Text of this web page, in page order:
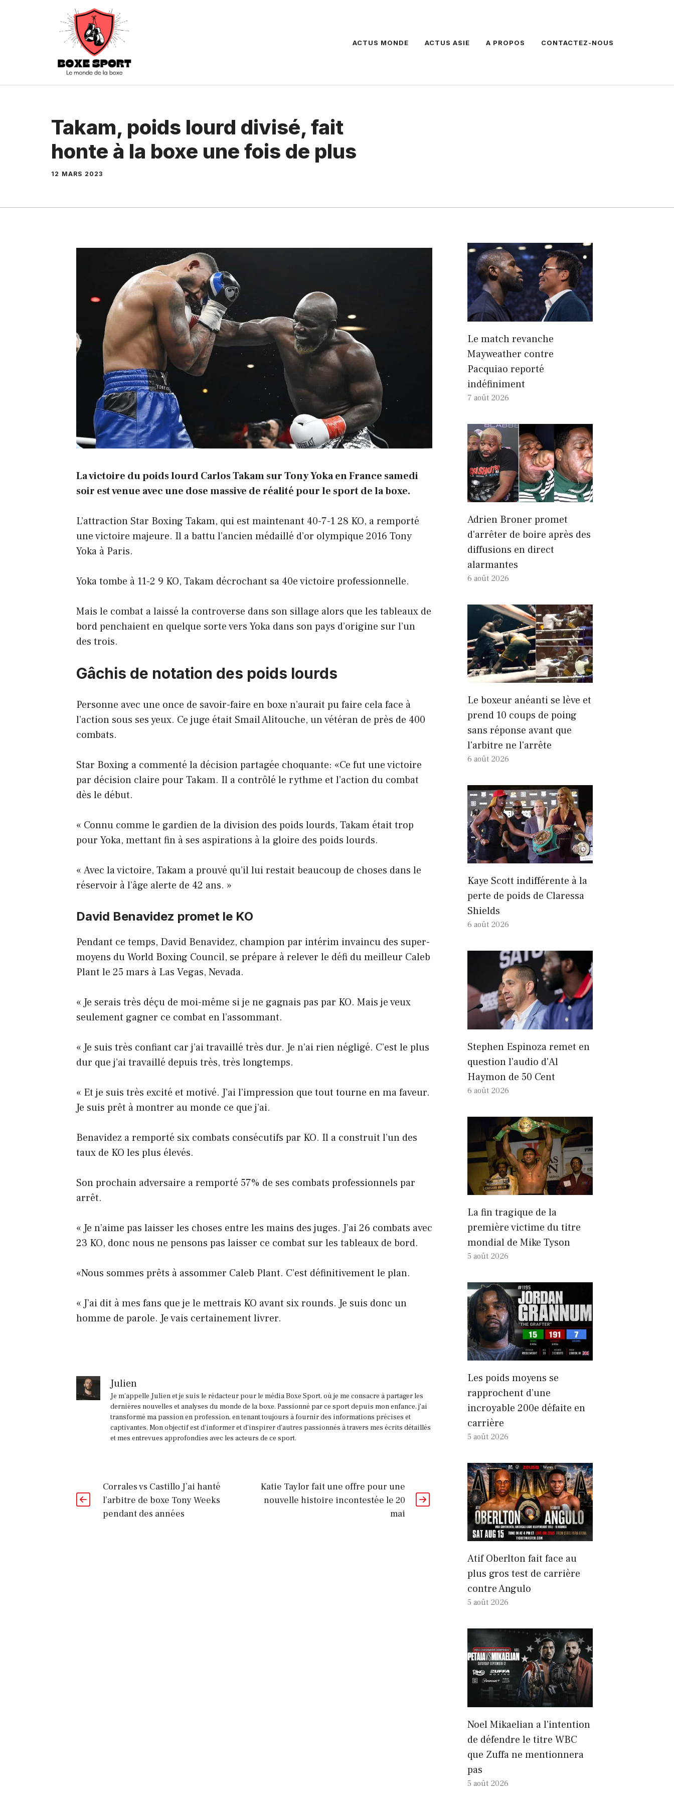
ACTUS MONDE ACTUS ASIE A PROPOS CONTACTEZ-NOUS
Takam, poids lourd divisé, fait
honte à la boxe une fois de plus
12 MARS 2023
La victoire du poids lourd Carlos Takam sur Tony Yoka en France samedi
soir est venue avec une dose massive de réalité pour le sport de la boxe.
L’attraction Star Boxing Takam, qui est maintenant 40-7-1 28 KO, a remporté
une victoire majeure. Il a battu l’ancien médaillé d’or olympique 2016 Tony
Yoka à Paris.
Yoka tombe à 11-2 9 KO, Takam décrochant sa 40e victoire professionnelle.
Mais le combat a laissé la controverse dans son sillage alors que les tableaux de
bord penchaient en quelque sorte vers Yoka dans son pays d’origine sur l’un
des trois.
Gâchis de notation des poids lourds
Personne avec une once de savoir-faire en boxe n’aurait pu faire cela face à
l’action sous ses yeux. Ce juge était Smail Alitouche, un vétéran de près de 400
combats.
Star Boxing a commenté la décision partagée choquante: «Ce fut une victoire
par décision claire pour Takam. Il a contrôlé le rythme et l’action du combat
dès le début.
« Connu comme le gardien de la division des poids lourds, Takam était trop
pour Yoka, mettant fin à ses aspirations à la gloire des poids lourds.
« Avec la victoire, Takam a prouvé qu’il lui restait beaucoup de choses dans le
réservoir à l’âge alerte de 42 ans. »
David Benavidez promet le KO
Pendant ce temps, David Benavidez, champion par intérim invaincu des super-
moyens du World Boxing Council, se prépare à relever le défi du meilleur Caleb
Plant le 25 mars à Las Vegas, Nevada.
« Je serais très déçu de moi-même si je ne gagnais pas par KO. Mais je veux
seulement gagner ce combat en l’assommant.
« Je suis très confiant car j’ai travaillé très dur. Je n’ai rien négligé. C’est le plus
dur que j’ai travaillé depuis très, très longtemps.
« Et je suis très excité et motivé. J’ai l’impression que tout tourne en ma faveur.
Je suis prêt à montrer au monde ce que j’ai.
Benavidez a remporté six combats consécutifs par KO. Il a construit l’un des
taux de KO les plus élevés.
Son prochain adversaire a remporté 57% de ses combats professionnels par
arrêt.
« Je n’aime pas laisser les choses entre les mains des juges. J’ai 26 combats avec
23 KO, donc nous ne pensons pas laisser ce combat sur les tableaux de bord.
«Nous sommes prêts à assommer Caleb Plant. C’est définitivement le plan.
« J’ai dit à mes fans que je le mettrais KO avant six rounds. Je suis donc un
homme de parole. Je vais certainement livrer.
Julien
Je m'appelle Julien et je suis le rédacteur pour le média Boxe Sport, où je me consacre à partager les
dernières nouvelles et analyses du monde de la boxe. Passionné par ce sport depuis mon enfance, j'ai
transformé ma passion en profession, en tenant toujours à fournir des informations précises et
captivantes. Mon objectif est d'informer et d'inspirer d'autres passionnés à travers mes écrits détaillés
et mes entrevues approfondies avec les acteurs de ce sport.
Corrales vs Castillo J’ai hanté
l’arbitre de boxe Tony Weeks
pendant des années
Katie Taylor fait une offre pour une
nouvelle histoire incontestée le 20
mai
Le match revanche
Mayweather contre
Pacquiao reporté
indéfiniment
7 août 2026
Adrien Broner promet
d'arrêter de boire après des
diffusions en direct
alarmantes
6 août 2026
Le boxeur anéanti se lève et
prend 10 coups de poing
sans réponse avant que
l'arbitre ne l'arrête
6 août 2026
Kaye Scott indifférente à la
perte de poids de Claressa
Shields
6 août 2026
Stephen Espinoza remet en
question l'audio d'Al
Haymon de 50 Cent
6 août 2026
La fin tragique de la
première victime du titre
mondial de Mike Tyson
5 août 2026
Les poids moyens se
rapprochent d’une
incroyable 200e défaite en
carrière
5 août 2026
Atif Oberlton fait face au
plus gros test de carrière
contre Angulo
5 août 2026
Noel Mikaelian a l'intention
de défendre le titre WBC
que Zuffa ne mentionnera
pas
5 août 2026